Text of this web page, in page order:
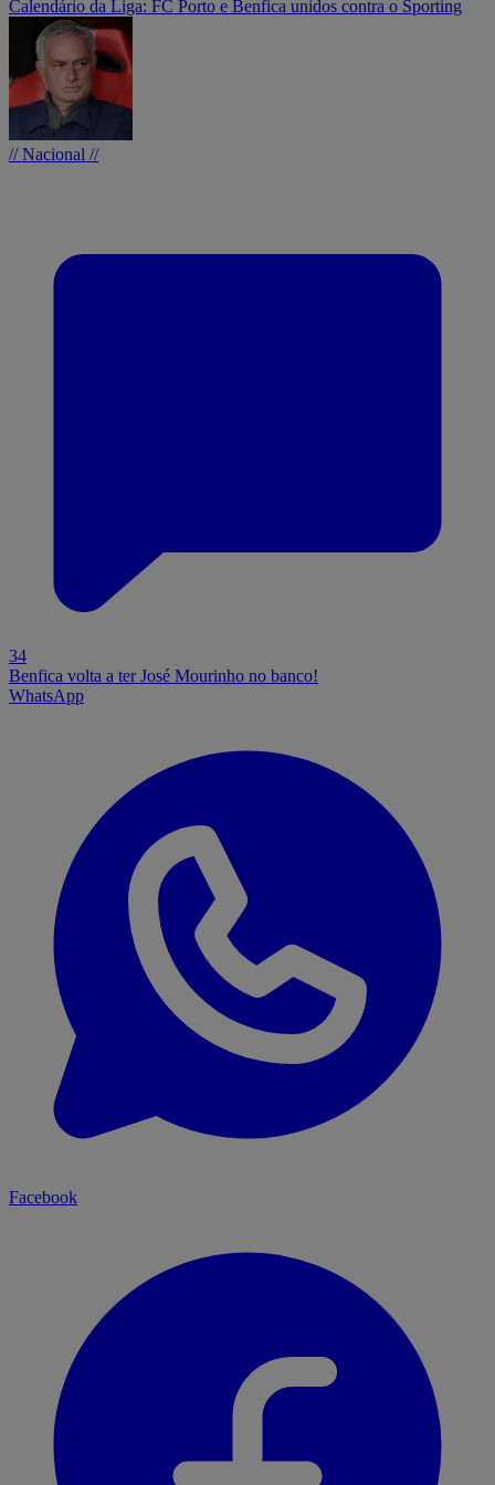
Calendário da Liga: FC Porto e Benfica unidos contra o Sporting
// Nacional //
34
Benfica volta a ter José Mourinho no banco!
WhatsApp
Facebook